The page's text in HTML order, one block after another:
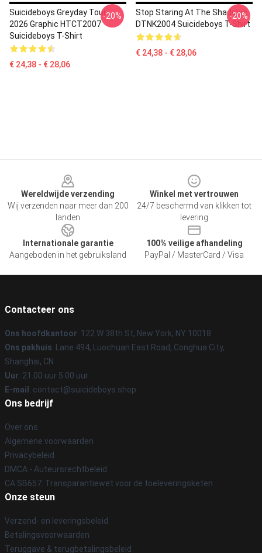
Suicideboys Greyday Tour
2026 Graphic HTCT2007
Suicideboys T-Shirt
€ 24,38 - € 28,06
-20%
Stop Staring At The Shadows
DTNK2004 Suicideboys T-Shirt
€ 24,38 - € 28,06
-20%
Wereldwijde verzending
Wij verzenden naar meer dan 200
landen
Winkel met vertrouwen
24/7 beschermd van klikken tot
levering
Internationale garantie
Aangeboden in het gebruiksland
100% veilige afhandeling
PayPal / MasterCard / Visa
Contacteer ons
Ons hoofdkantoor: 122 W 38th St, New York, NY 10018
Ons pakhuis: Lane 494, Luochuan East Road, Conghua City,
Shanghai, CN
Uur: 21.00 uur 5.00 uur
E-mail : contact@suicideboys.shop
Ons bedrijf
Over ons
Algemene voorwaarden
Privacybeleid
DMCA - Auteursrechtbeleid
CA SB657: Transparantiewet voor de toeleveringsketen
Onze steun
Verzend- en leveringsbeleid
Betalingsvoorwaarden
Teruggave & terugbetalingsbeleid